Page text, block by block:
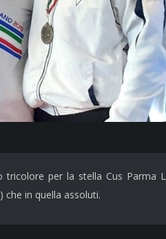
per la stella Cus Parma
che in quella assoluti.